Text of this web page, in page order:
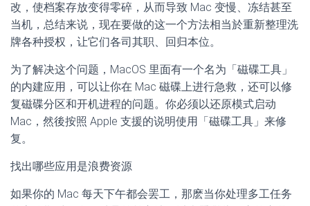
改，使档案存放变得零碎，从而导致 Mac 变慢、冻结甚至
当机，总结来说，现在要做的这一个方法相当於重新整理洗
牌各种授权，让它们各司其职、回归本位。
为了解决这个问题，MacOS 里面有一个名为「磁碟工具」
的内建应用，可以让你在 Mac 磁碟上进行急救，还可以修
复磁碟分区和开机进程的问题。你必须以还原模式启动
Mac，然後按照 Apple 支援的说明使用「磁碟工具」来修
复。
找出哪些应用是浪费资源
如果你的 Mac 每天下午都会罢工，那麽当你处理多工任务